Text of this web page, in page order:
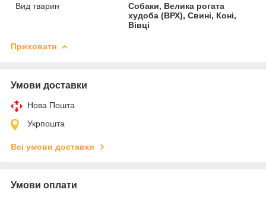
Вид тварин
Собаки, Велика рогата
худоба (ВРХ), Свині, Коні,
Вівці
Приховати
Умови доставки
Нова Пошта
Укрпошта
Всі умови доставки
Умови оплати